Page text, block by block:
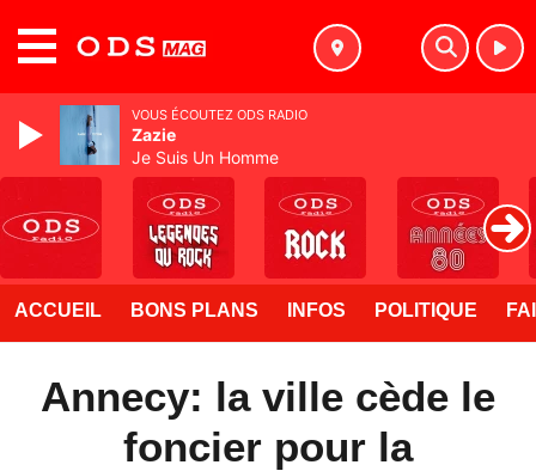
ACCUEIL BONS PLANS INFOS POLITIQUE
Annecy: la ville cède le
foncier pour la
VOUS ÉCOUTEZ ODS RADIO
Zazie
Je Suis Un Homme